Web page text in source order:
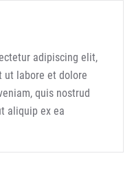
adipiscing elit,
ut labore et dolore
quis nostrud
aliquip ex ea